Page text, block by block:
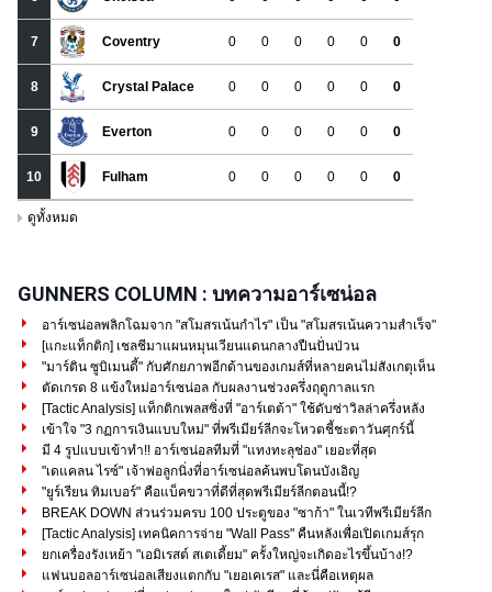
GUNNERS COLUMN : บทความอาร์เซน่อล
อาร์เซน่อลพลิกโฉมจาก "สโมสรเน้นกำไร" เป็น "สโมสรเน้นความสำเร็จ"
[แกะแท็กติก] เชลชีมาแผนหมุนเวียนแดนกลางปืนปั่นป่วน
"มาร์ติน ซูบิเมนดี้" กับศักยภาพอีกด้านของเกมส์ที่หลายคนไม่สังเกตุเห็น
ตัดเกรด 8 แข้งใหม่อาร์เซน่อล กับผลงานช่วงครึ่งฤดูกาลแรก
[Tactic Analysis] แท็กติกเพลสซิ่งที่ "อาร์เตต้า" ใช้ดับซ่าวิลล่าครึ่งหลัง
เข้าใจ "3 กฏการเงินแบบใหม่" ที่พรีเมียร์ลีกจะโหวตชี้ชะตาวันศุกร์นี้
มี 4 รูปแบบเข้าทำ!! อาร์เซน่อลทีมที่ "แทงทะลุช่อง" เยอะที่สุด
"เดแคลน ไรซ์" เจ้าพ่อลูกนิ่งที่อาร์เซน่อลค้นพบโดนบังเอิญ
"ยูร์เรียน ทิมเบอร์" คือแบ็คขวาที่ดีที่สุดพรีเมียร์ลีกตอนนี้!?
BREAK DOWN ส่วนร่วมครบ 100 ประตูของ "ซาก้า" ในเวทีพรีเมียร์ลีก
[Tactic Analysis] เทคนิคการจ่าย "Wall Pass" คืนหลังเพื่อเปิดเกมส์รุก
ยกเครื่องรังเหย้า "เอมิเรสต์ สเตเดี้ยม" ครั้งใหญ่จะเกิดอะไรขึ้นบ้าง!?
แฟนบอลอาร์เซน่อลเสียงแตกกับ "เยอเคเรส" และนี่คือเหตุผล